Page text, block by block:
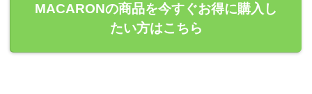
MACARONの商品を今すぐお得に購入し
たい方はこちら